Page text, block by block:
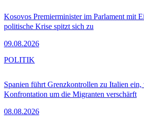
Kosovos Premierminister im Parlament mit
politische Krise spitzt sich zu
09.08.2026
Spanien führt Grenzkontrollen zu Italien ein,
Konfrontation um die Migranten verschärft
08.08.2026
POLITIK